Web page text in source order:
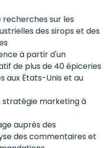
sur les
des sirops et des
à partir d'un
de plus de 40 épiceries
aux États-Unis et au
marketing à
auprès des
des commentaires et